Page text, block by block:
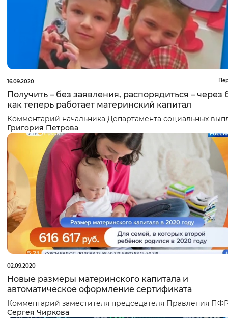
16.09.2020
Получить – без заявления, распорядиться – через
как теперь работает материнский капитал
Комментарий начальника Департамента социальных
Григория Петрова
02.09.2020
Новые размеры материнского капитала и
автоматическое оформление сертификата
Комментарий заместителя председателя Правления
Сергея Чиркова